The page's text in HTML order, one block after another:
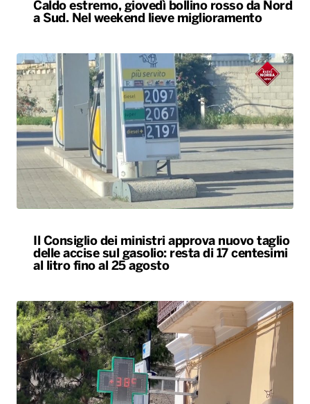
Caldo estremo, giovedì bollino rosso da Nord
a Sud. Nel weekend lieve miglioramento
Il Consiglio dei ministri approva nuovo taglio
delle accise sul gasolio: resta di 17 centesimi
al litro fino al 25 agosto